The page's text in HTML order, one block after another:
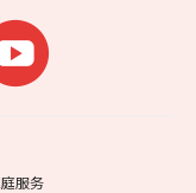
服务